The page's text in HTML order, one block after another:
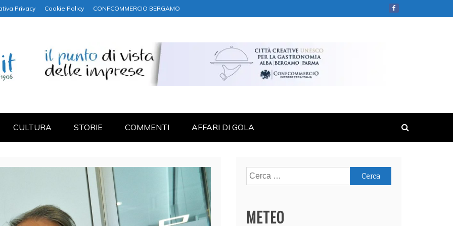
Privacy Cookie Policy CONFCOMMERCIO BERGAMO
CULTURA STORIE COMMENTI AFFARI DI GOLA
Ricerca
per:
METEO